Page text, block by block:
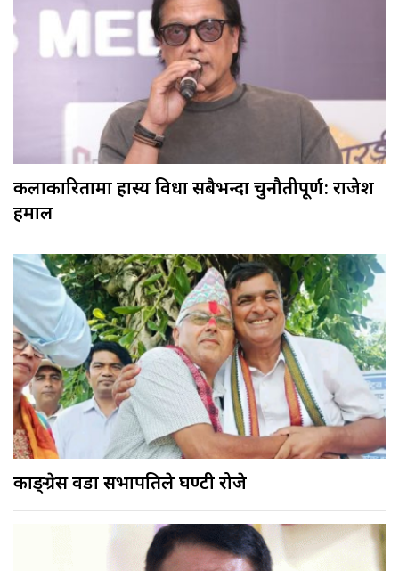
कलाकारितामा हास्य विधा सबैभन्दा चुनौतीपूर्ण: राजेश
हमाल
काङ्ग्रेस वडा सभापतिले घण्टी रोजे